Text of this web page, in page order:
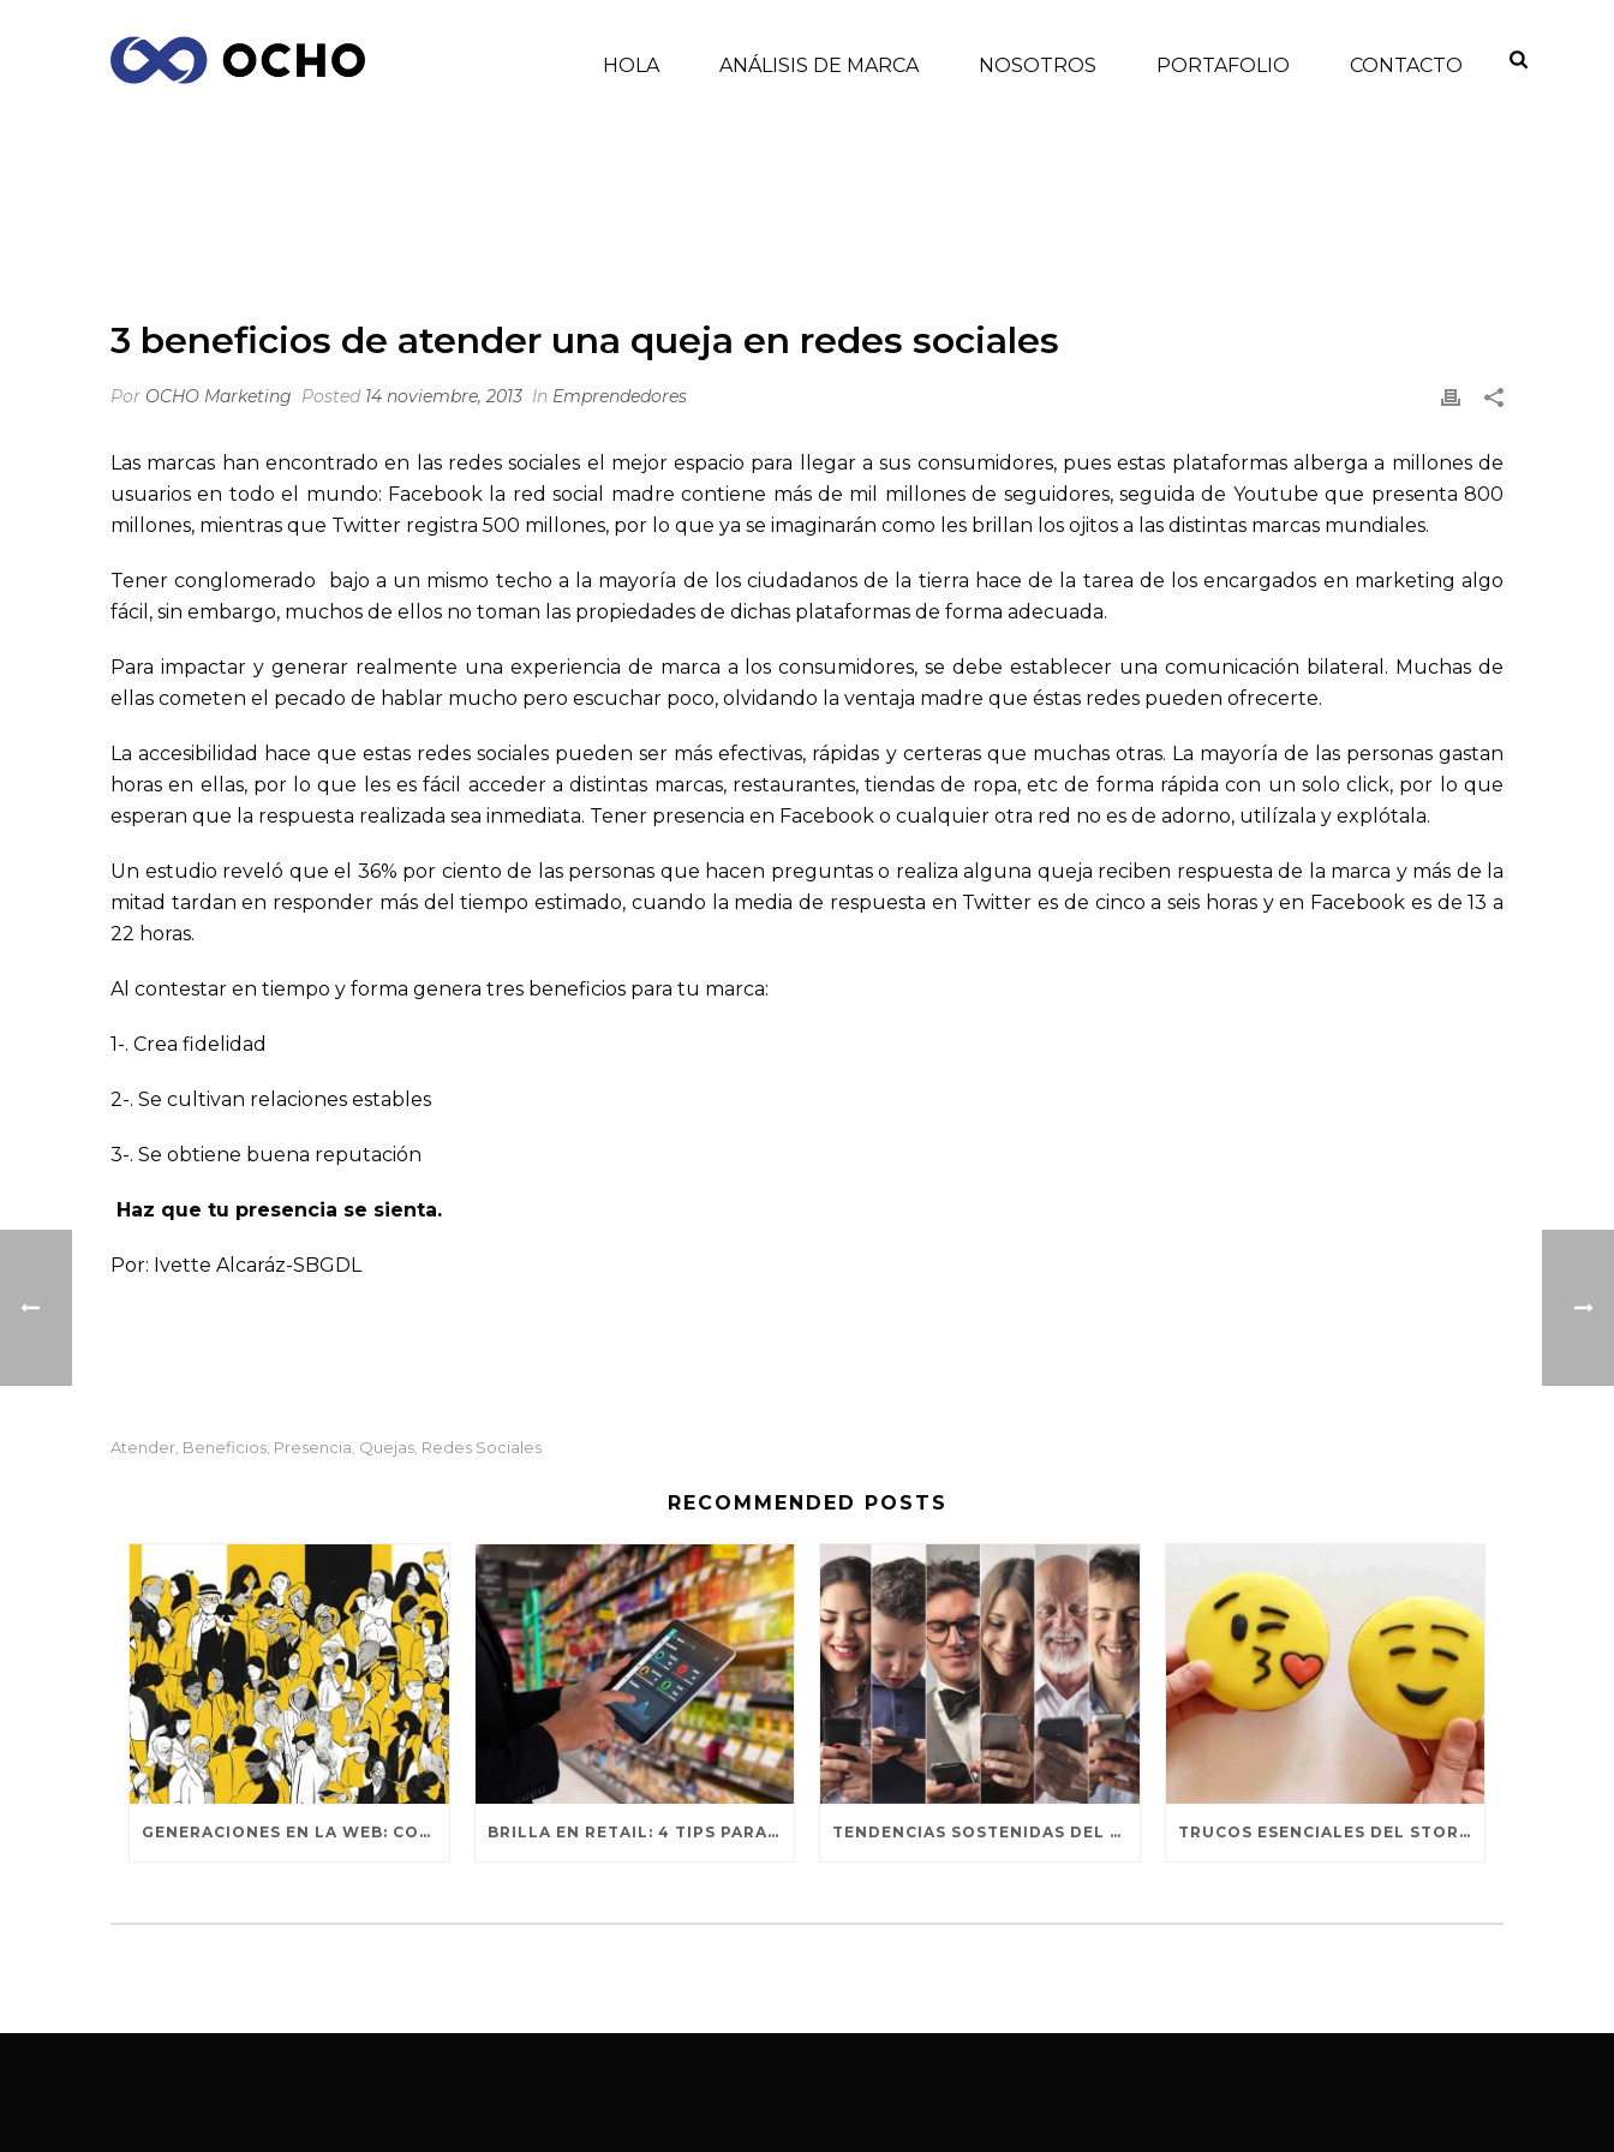
HOLA ANÁLISIS DE MARCA NOSOTROS PORTAFOLIO CONTACTO
3 beneficios de atender una queja en redes sociales
Por OCHO Marketing Posted 14 noviembre, 2013 In Emprendedores
Las marcas han encontrado en las redes sociales el mejor espacio para llegar a sus consumidores, pues estas plataformas alberga a millones de
usuarios en todo el mundo: Facebook la red social madre contiene más de mil millones de seguidores, seguida de Youtube que presenta 800
millones, mientras que Twitter registra 500 millones, por lo que ya se imaginarán como les brillan los ojitos a las distintas marcas mundiales.
Tener conglomerado bajo a un mismo techo a la mayoría de los ciudadanos de la tierra hace de la tarea de los encargados en marketing algo
fácil, sin embargo, muchos de ellos no toman las propiedades de dichas plataformas de forma adecuada.
Para impactar y generar realmente una experiencia de marca a los consumidores, se debe establecer una comunicación bilateral. Muchas de
ellas cometen el pecado de hablar mucho pero escuchar poco, olvidando la ventaja madre que éstas redes pueden ofrecerte.
La accesibilidad hace que estas redes sociales pueden ser más efectivas, rápidas y certeras que muchas otras. La mayoría de las personas gastan
horas en ellas, por lo que les es fácil acceder a distintas marcas, restaurantes, tiendas de ropa, etc de forma rápida con un solo click, por lo que
esperan que la respuesta realizada sea inmediata. Tener presencia en Facebook o cualquier otra red no es de adorno, utilízala y explótala.
Un estudio reveló que el 36% por ciento de las personas que hacen preguntas o realiza alguna queja reciben respuesta de la marca y más de la
mitad tardan en responder más del tiempo estimado, cuando la media de respuesta en Twitter es de cinco a seis horas y en Facebook es de 13 a
22 horas.
Al contestar en tiempo y forma genera tres beneficios para tu marca:
1-. Crea fidelidad
2-. Se cultivan relaciones estables
3-. Se obtiene buena reputación
Haz que tu presencia se sienta.
Por: Ivette Alcaráz-SBGDL
Atender, Beneficios, Presencia, Quejas, Redes Sociales
RECOMMENDED POSTS
GENERACIONES EN LA WEB: COMPORTAMIENTOS DISTINTIVOS BRILLA EN RETAIL: 4 TIPS PARA DOMINAR REDES SOCIALES TENDENCIAS SOSTENIDAS DEL MARKETING DIGITAL TRUCOS ESENCIALES DEL STORYTELLING PARA REDES SOCIALES